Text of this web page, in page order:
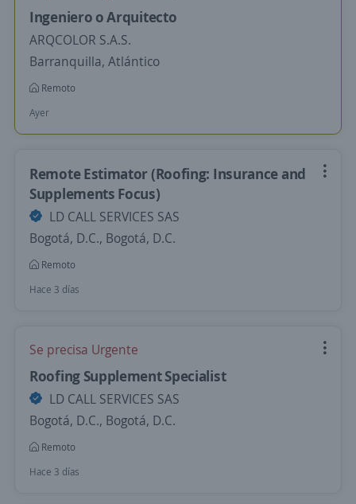
Ingeniero o Arquitecto
ARQCOLOR S.A.S.
Barranquilla, Atlántico
Remoto
Ayer
Remote Estimator (Roofing: Insurance and
Supplements Focus)
LD CALL SERVICES SAS
Bogotá, D.C., Bogotá, D.C.
Remoto
Hace 3 días
Se precisa Urgente
Roofing Supplement Specialist
LD CALL SERVICES SAS
Bogotá, D.C., Bogotá, D.C.
Remoto
Hace 3 días